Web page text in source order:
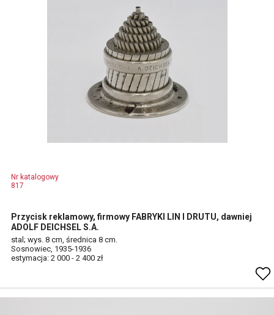
Nr katalogowy
817
Przycisk reklamowy, firmowy FABRYKI LIN I DRUTU, dawniej
ADOLF DEICHSEL S.A.
stal; wys. 8 cm, średnica 8 cm.
Sosnowiec, 1935-1936
estymacja: 2 000 - 2 400 zł